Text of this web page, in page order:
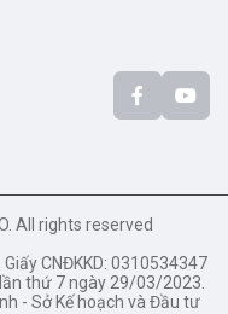
All rights reserved
Giấy CNĐKKD: 0310534347
thứ 7 ngày 29/03/2023.
- Sở Kế hoạch và Đầu tư